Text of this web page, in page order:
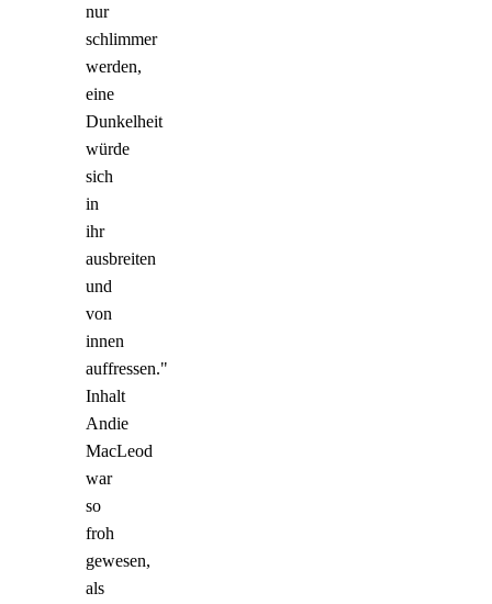
nur
schlimmer
werden,
eine
Dunkelheit
würde
sich
in
ihr
ausbreiten
und
von
innen
auffressen."
Inhalt
Andie
MacLeod
war
so
froh
gewesen,
als